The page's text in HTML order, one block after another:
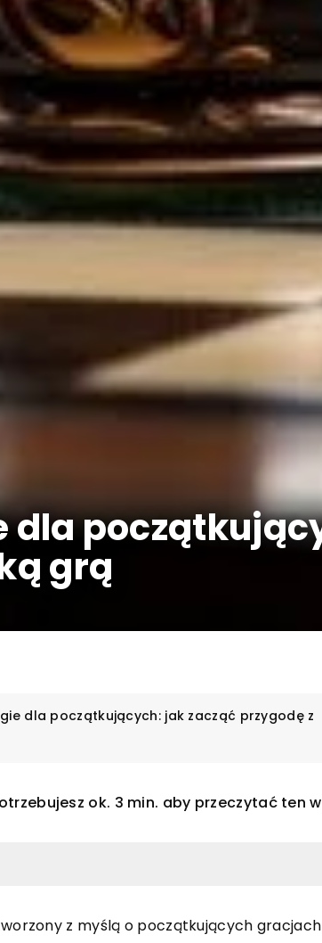
dla
grą
dla początkujących: jak zacząć przygodę z
ok. 3 min. aby przeczytać ten
z myślą o początkujących gracjach